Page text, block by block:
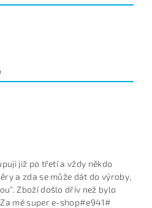
již po třetí a vždy někdo
a zda se může dát do výroby,
Zboží došlo dřív než bylo
mě super e-shop#e941#